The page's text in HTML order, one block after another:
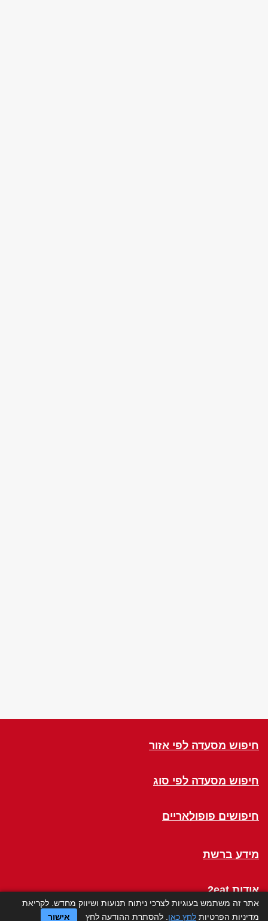
חיפוש מסעדה לפי אזור
חיפוש מסעדה לפי סוג
חיפושים פופולאריים
מידע ברשת
אודות 2eat
אתר זה משתמש בעוגיות לצרכי ניתוח תנועות ושיווק מחדש. לקריאת
מדיניות הפרטיות לחץ כאן . להסתרת ההודעה לחץ אישור